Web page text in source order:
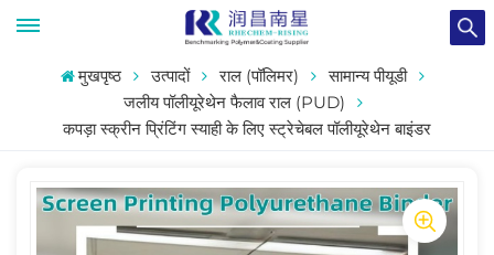
मुखपृष्ठ उत्पादों राल (पॉलिमर)
सामान्य पीयूडी
जलीय पॉलीयूरेथेन फैलाव राल (PUD)
कपड़ा स्क्रीन प्रिंटिंग स्याही के लिए स्ट्रेचेबल पॉलीयूरेथेन बाइंडर